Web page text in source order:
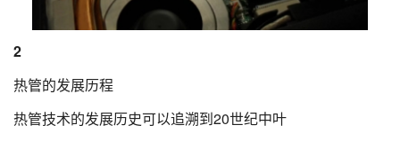
2
热管的发展历程
热管技术的发展历史可以追溯到20世纪中叶